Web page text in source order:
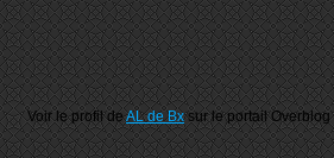
Voir le profil deAL de Bxsur le portail Overblog